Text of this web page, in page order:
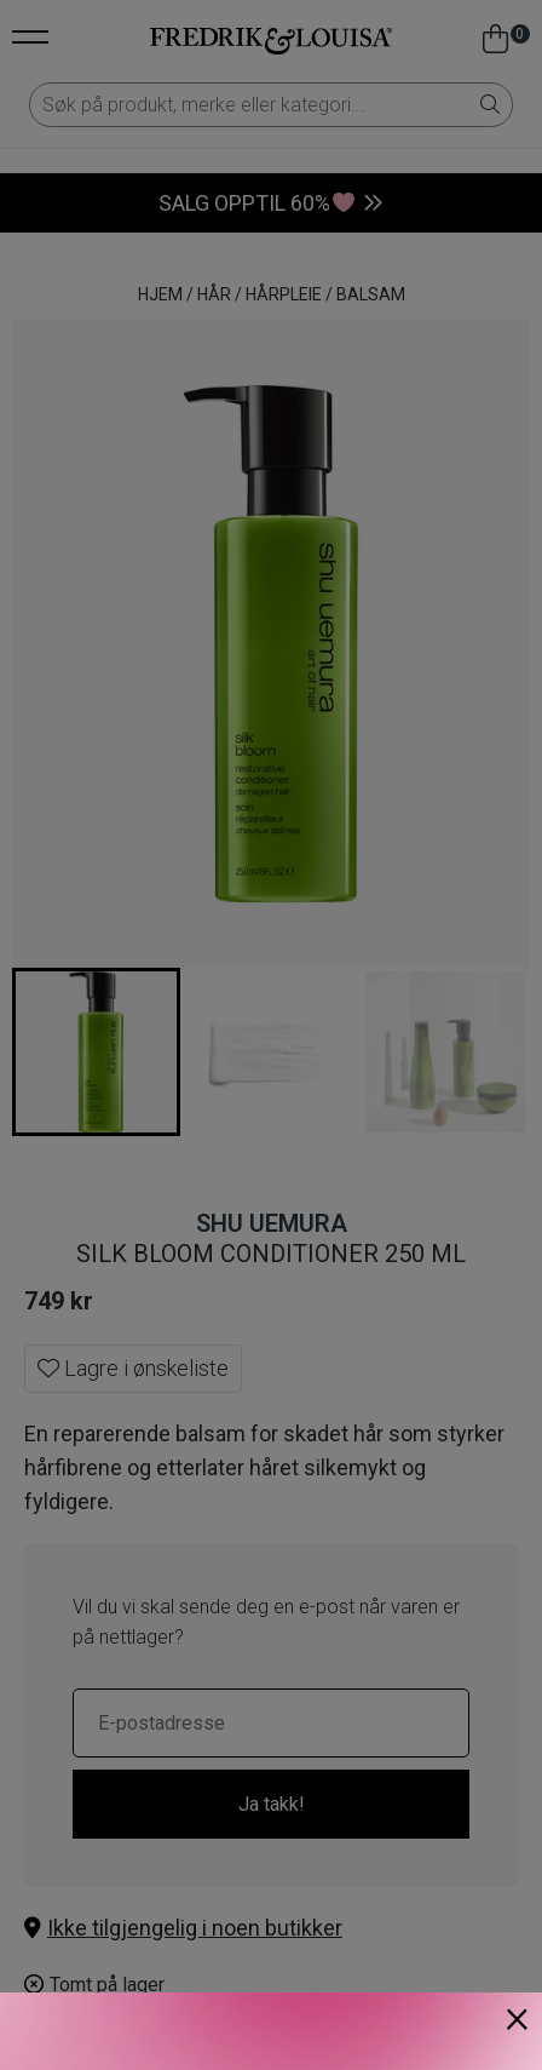
0
SALG OPPTIL 60%
HJEM / HÅR / HÅRPLEIE / BALSAM
SHU UEMURA
SILK BLOOM CONDITIONER 250 ML
749 kr
Lagre i ønskeliste
En reparerende balsam for skadet hår som styrker
hårfibrene og etterlater håret silkemykt og
fyldigere.
Vil du vi skal sende deg en e-post når varen er
på nettlager?
Ikke tilgjengelig i noen butikker
Tomt på lager
×